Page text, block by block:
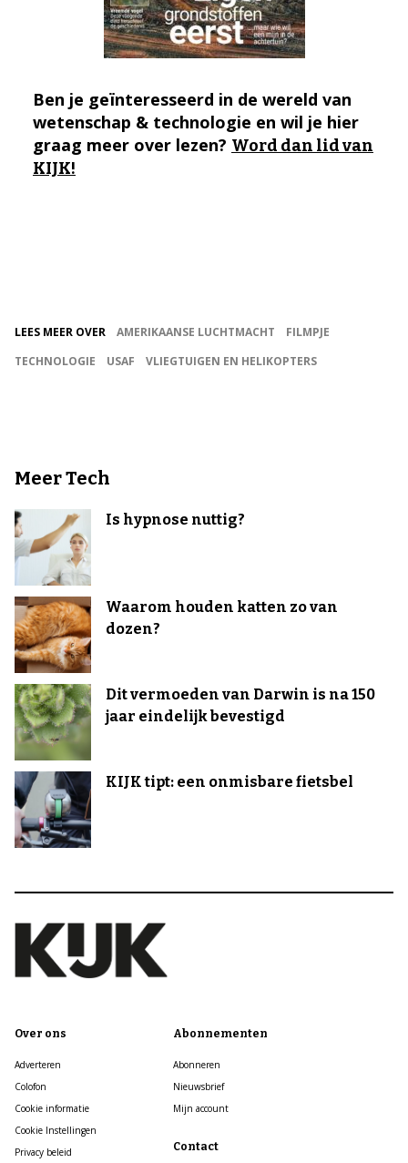
Ben je geïnteresseerd in de wereld van
wetenschap & technologie en wil je hier
graag meer over lezen? Word dan lid van
KIJK!
LEES MEER OVER AMERIKAANSE LUCHTMACHT
FILMPJE
TECHNOLOGIE
USAF VLIEGTUIGEN EN HELIKOPTERS
Meer Tech
Is hypnose nuttig?
Waarom houden katten zo van
dozen?
Dit vermoeden van Darwin is na 150
jaar eindelijk bevestigd
KIJK tipt: een onmisbare fietsbel
Over ons
Adverteren
Colofon
Cookie informatie
Cookie Instellingen
Privacy beleid
Abonnementen
Abonneren
Nieuwsbrief
Mijn account
Contact